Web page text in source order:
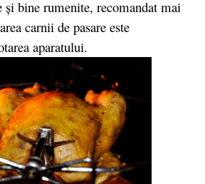
şi bine rumenite, recomandat mai
carnii de pasare este
aparatului.